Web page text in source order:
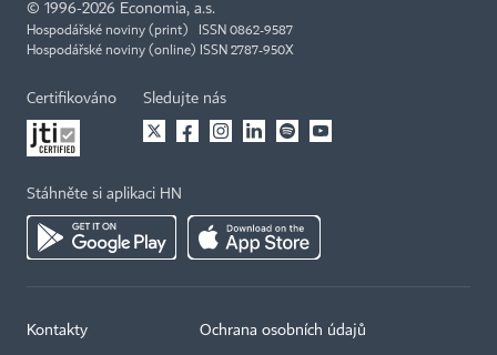
© 1996-2026 Economia, a.s.
Hospodářské noviny (print) ISSN 0862-9587
Hospodářské noviny (online) ISSN 2787-950X
Certifikováno Sledujte nás
Stáhněte si aplikaci HN
Kontakty Ochrana osobních údajů